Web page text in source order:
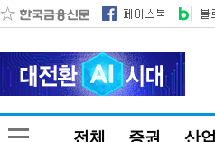
전체 증권 산업